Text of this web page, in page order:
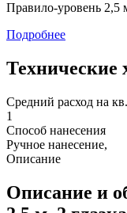
Правило-уровень 2,5
Подробнее
Технические
Средний расход на
1
Способ нанесения
Ручное нанесение,
Описание
Описание и